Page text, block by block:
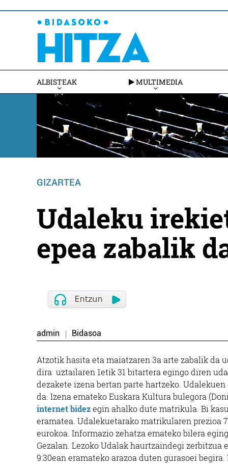
ALBISTEAK MULTIMEDIA
GIZARTEA
Udaleku
epea zabalik
admin Bidasoa
Atzotik hasita eta maiatzaren 3a arte zabalik da
dira uztailaren 1etik 31 bitartera egingo diren
dezakete izena bertan parte hartzeko.
da. Izena emateko Euskara Kultura bulegora
internet bidezegin ahalko dute matrikula. Bi
eramatea. Udalekuetarako matrikularen prezioa
eurokoa. Informazio zehatza emateko bilera
Gezalan. Lezoko Udalak haurtzaindegi
9:30ean eramateko arazoa duten gurasoei